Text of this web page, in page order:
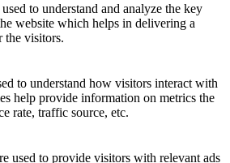
to understand and analyze the key
website which helps in delivering a
the visitors.
to understand how visitors interact with
help provide information on metrics the
rate, traffic source, etc.
used to provide visitors with relevant ads